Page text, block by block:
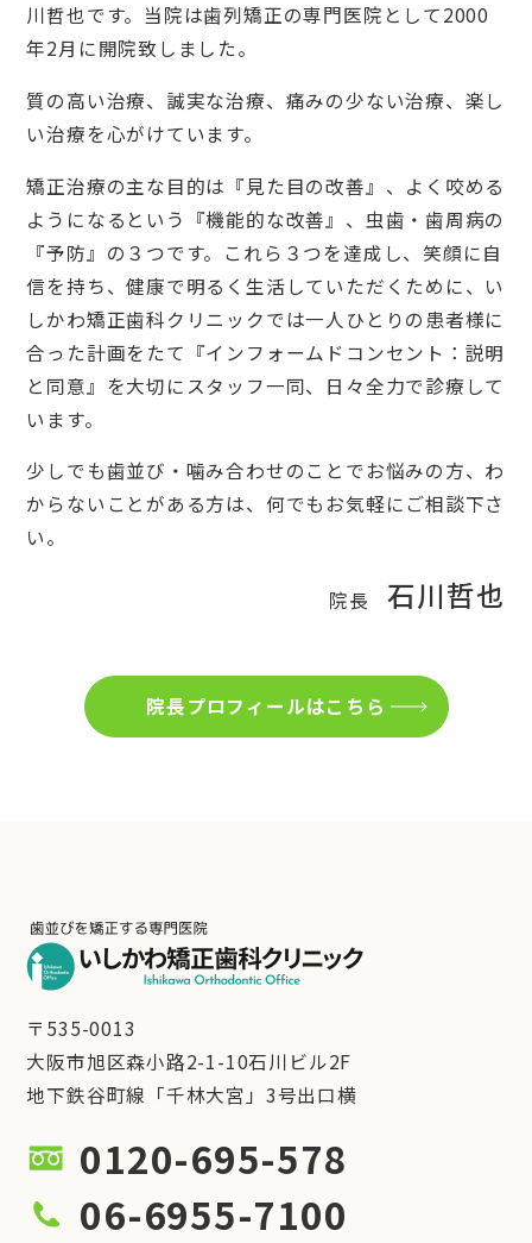
川哲也です。当院は歯列矯正の専門医院として2000
年2月に開院致しました。
質の高い治療、誠実な治療、痛みの少ない治療、楽し
い治療を心がけています。
矯正治療の主な目的は『見た目の改善』、よく咬める
ようになるという『機能的な改善』、虫歯・歯周病の
『予防』の３つです。これら３つを達成し、笑顔に自
信を持ち、健康で明るく生活していただくために、い
しかわ矯正歯科クリニックでは一人ひとりの患者様に
合った計画をたて『インフォームドコンセント：説明
と同意』を大切にスタッフ一同、日々全力で診療して
います。
少しでも歯並び・噛み合わせのことでお悩みの方、わ
からないことがある方は、何でもお気軽にご相談下さ
い。
院長 石川哲也
院長プロフィールはこちら
〒535-0013
大阪市旭区森小路2-1-10石川ビル2F
地下鉄谷町線「千林大宮」3号出口横
0120-695-578
06-6955-7100